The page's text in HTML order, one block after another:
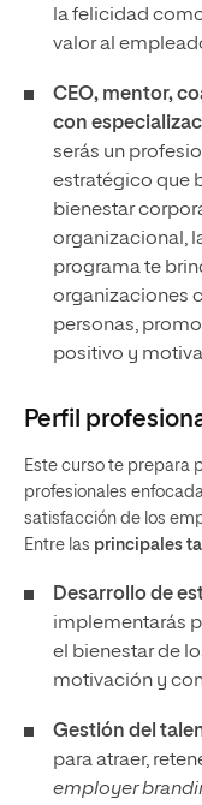
la felicidad
valor al
CEO, mentor,
con
serás un
estratégico que
bienestar
organizacional,
programa te
organizaciones
personas,
positivo y
Perfil
Este curso te prepara
profesionales
satisfacción de los
Entre las principales
Desarrollo de
implementarás
el bienestar de
motivación y
Gestión del
para atraer,
employer